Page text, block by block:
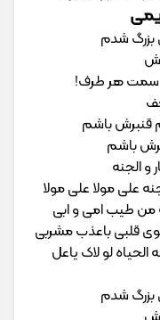
بزرگ شدم
سمت هر طرف!
قنبرش باشم
باشم
و الجنه
علی مولا علی مولا
من طیب امی و ابی
قلبی باعذب مشربی
لو لاک یاعل
بزرگ شدم